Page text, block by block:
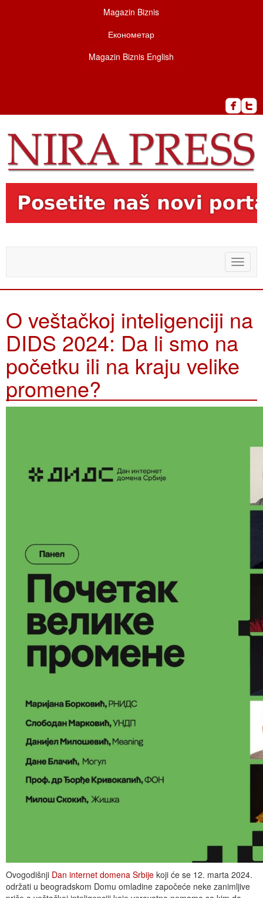
Magazin Biznis
Економетар
Magazin Biznis English
Toggle
O veštačkoj inteligenciji na
DIDS 2024: Da li smo na
početku ili na kraju velike
promene?
Ovogodišnji Dan internet domena Srbije koji će se 12. marta 2024.
održati u beogradskom Domu omladine započeće neke zanimljive